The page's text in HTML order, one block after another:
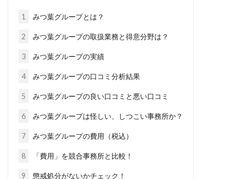
1 みつ葉グループとは？
2 みつ葉グループの取扱業務と得意分野は？
3 みつ葉グループの実績
4 みつ葉グループの口コミ分析結果
5 みつ葉グループの良い口コミと悪い口コミ
6 みつ葉グループは怪しい、しつこい事務所か？
7 みつ葉グループの費用（税込）
8 「費用」を競合事務所と比較！
9 懲戒処分がないかチェック！